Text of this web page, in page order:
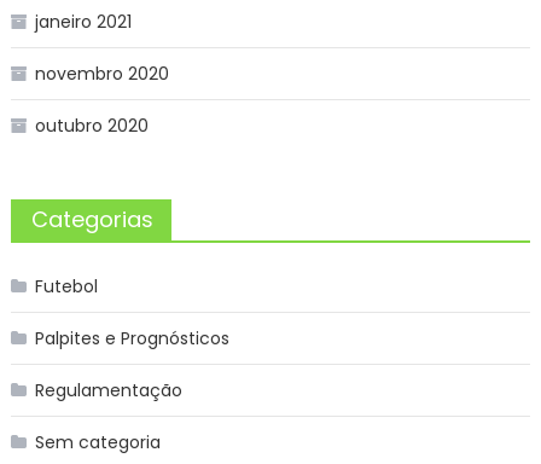
janeiro 2021
novembro 2020
outubro 2020
Categorias
Futebol
Palpites e Prognósticos
Regulamentação
Sem categoria